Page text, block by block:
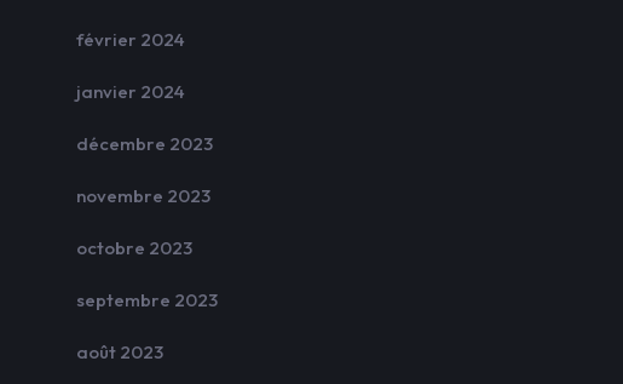
février 2024
janvier 2024
décembre 2023
novembre 2023
octobre 2023
septembre 2023
août 2023